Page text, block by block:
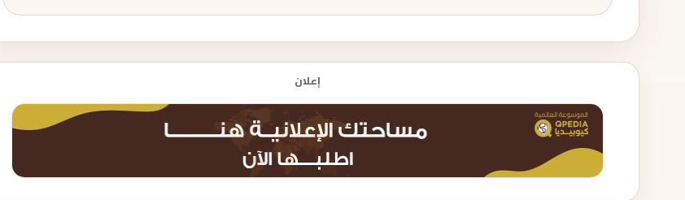
إعلان